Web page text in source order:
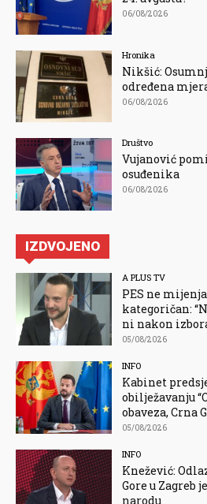
06/08/2026
Hronika
Nikšić:
određena
06/08/2026
Društvo
Vujanović
osuđenika
06/08/2026
IZDVOJENO
A PLUS TV
PES ne
kategoričan:
ni nakon
05/08/2026
INFO
Kabinet
obilježavanju
obaveza, Crna
05/08/2026
INFO
Knežević:
Gore u Zagreb
narodu